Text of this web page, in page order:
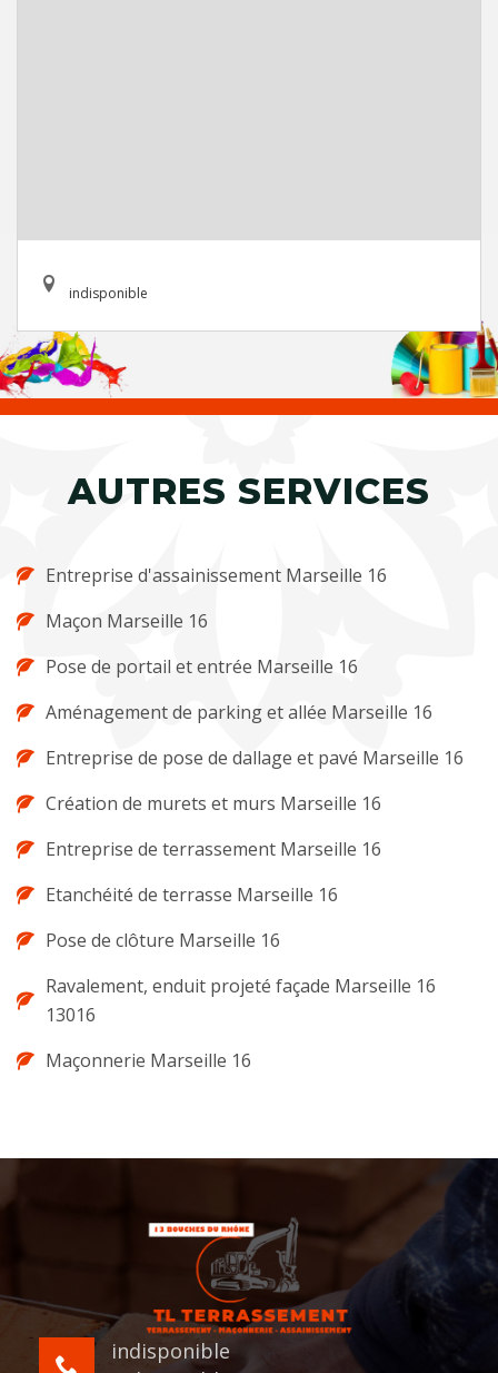
indisponible
AUTRES SERVICES
Entreprise d'assainissement Marseille 16
Maçon Marseille 16
Pose de portail et entrée Marseille 16
Aménagement de parking et allée Marseille 16
Entreprise de pose de dallage et pavé Marseille 16
Création de murets et murs Marseille 16
Entreprise de terrassement Marseille 16
Etanchéité de terrasse Marseille 16
Pose de clôture Marseille 16
Ravalement, enduit projeté façade Marseille 16
13016
Maçonnerie Marseille 16
indisponible